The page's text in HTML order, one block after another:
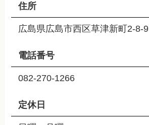
住所
広島県広島市西区草津新町2-8-9
電話番号
082-270-1266
定休日